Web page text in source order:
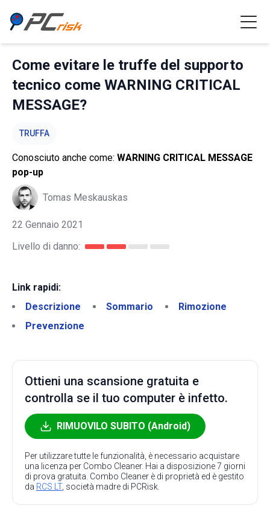
Come evitare le truffe del supporto
tecnico come WARNING CRITICAL
MESSAGE?
TRUFFA
Conosciuto anche come: WARNING CRITICAL MESSAGE
pop-up
Tomas Meskauskas
22 Gennaio 2021
Livello di danno:
Link rapidi:
Descrizione
Sommario
Rimozione
Prevenzione
Ottieni una scansione gratuita e
controlla se il tuo computer è infetto.
RIMUOVILO SUBITO (Android)
Per utilizzare tutte le funzionalità, è necessario acquistare
una licenza per Combo Cleaner. Hai a disposizione 7 giorni
di prova gratuita. Combo Cleaner è di proprietà ed è gestito
da RCS LT, società madre di PCRisk.